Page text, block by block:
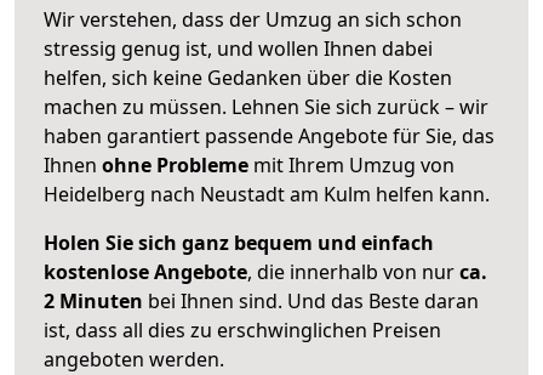
Wir verstehen, dass der Umzug an sich schon
stressig genug ist, und wollen Ihnen dabei
helfen, sich keine Gedanken über die Kosten
machen zu müssen. Lehnen Sie sich zurück – wir
haben garantiert passende Angebote für Sie, das
Ihnen ohne Probleme mit Ihrem Umzug von
Heidelberg nach Neustadt am Kulm helfen kann.
Holen Sie sich ganz bequem und einfach
kostenlose Angebote, die innerhalb von nurca.
2 Minuten bei Ihnen sind. Und das Beste daran
ist, dass all dies zu erschwinglichen Preisen
angeboten werden.